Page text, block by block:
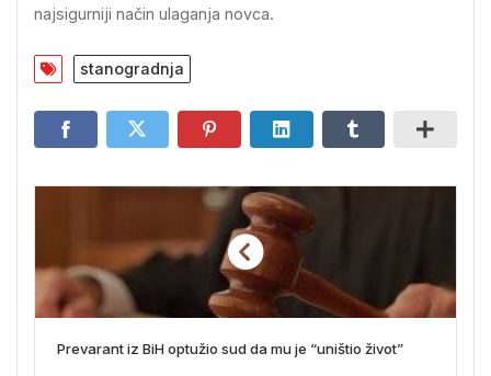
najsigurniji način ulaganja novca.
stanogradnja
Prevarant iz BiH optužio sud da mu je “uništio život”